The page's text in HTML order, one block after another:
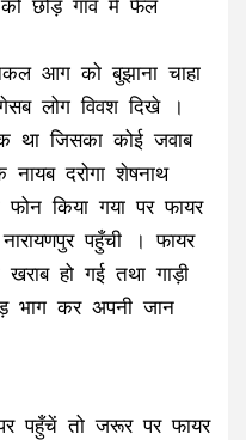
छोड़ गांव में फैल
आग को बुझाना चाहा
लोग विवश दिखे ।
था जिसका कोई जवाब
दरोगा शेषनाथ
फोन किया गया पर फायर
पहुँची । फायर
हो गई तथा गाड़ी
भाग कर अपनी जान
पहुँचें तो जरूर पर फायर